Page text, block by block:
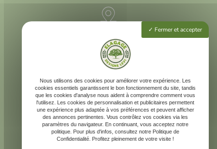
47000 Agen
225 rue Neil Armstrong
40 000 Mont-de-Marsan
devignelevi@gmail.com
Fermer et accepter
Nous utilisons des cookies pour améliorer votre expérience. Les
cookies essentiels garantissent le bon fonctionnement du site, tandis
que les cookies d'analyse nous aident à comprendre comment vous
l'utilisez. Les cookies de personnalisation et publicitaires permettent
une expérience plus adaptée à vos préférences et peuvent afficher
des annonces pertinentes. Vous contrôlez vos cookies via les
paramètres du navigateur. En continuant, vous acceptez notre
politique. Pour plus d'infos, consultez notre Politique de
Confidentialité. Profitez pleinement de votre visite !